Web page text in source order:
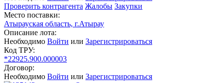
Проверить контрагента Жалобы Закупки
Место поставки:
Атырауская область, г.Атырау
Описание лота:
Необходимо Войти или Зарегистрироваться
Код ТРУ:
*22925.900.000003
Договор:
Необходимо Войти или Зарегистрироваться